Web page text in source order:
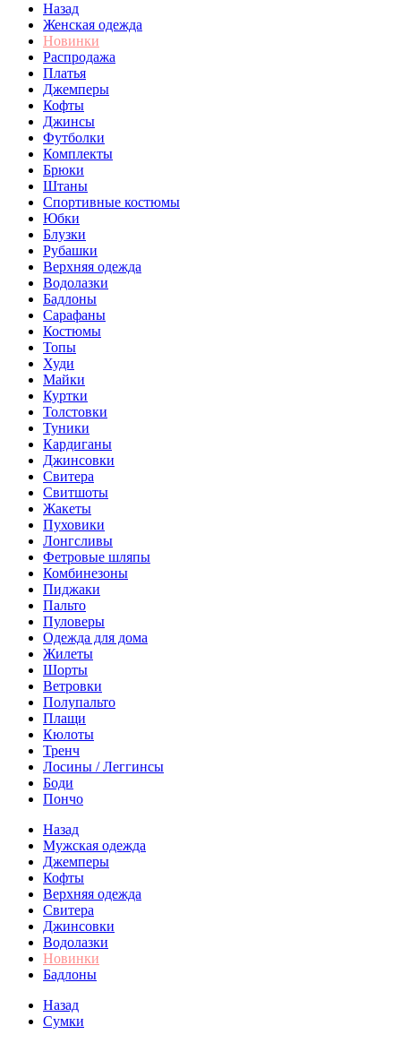
Назад
Женская одежда
Новинки
Распродажа
Платья
Джемперы
Кофты
Джинсы
Футболки
Комплекты
Брюки
Штаны
Спортивные костюмы
Юбки
Блузки
Рубашки
Верхняя одежда
Водолазки
Бадлоны
Сарафаны
Костюмы
Топы
Худи
Майки
Куртки
Толстовки
Туники
Кардиганы
Джинсовки
Свитера
Свитшоты
Жакеты
Пуховики
Лонгсливы
Фетровые шляпы
Комбинезоны
Пиджаки
Пальто
Пуловеры
Одежда для дома
Жилеты
Шорты
Ветровки
Полупальто
Плащи
Кюлоты
Тренч
Лосины / Леггинсы
Боди
Пончо
Назад
Мужская одежда
Джемперы
Кофты
Верхняя одежда
Свитера
Джинсовки
Водолазки
Новинки
Бадлоны
Назад
Сумки